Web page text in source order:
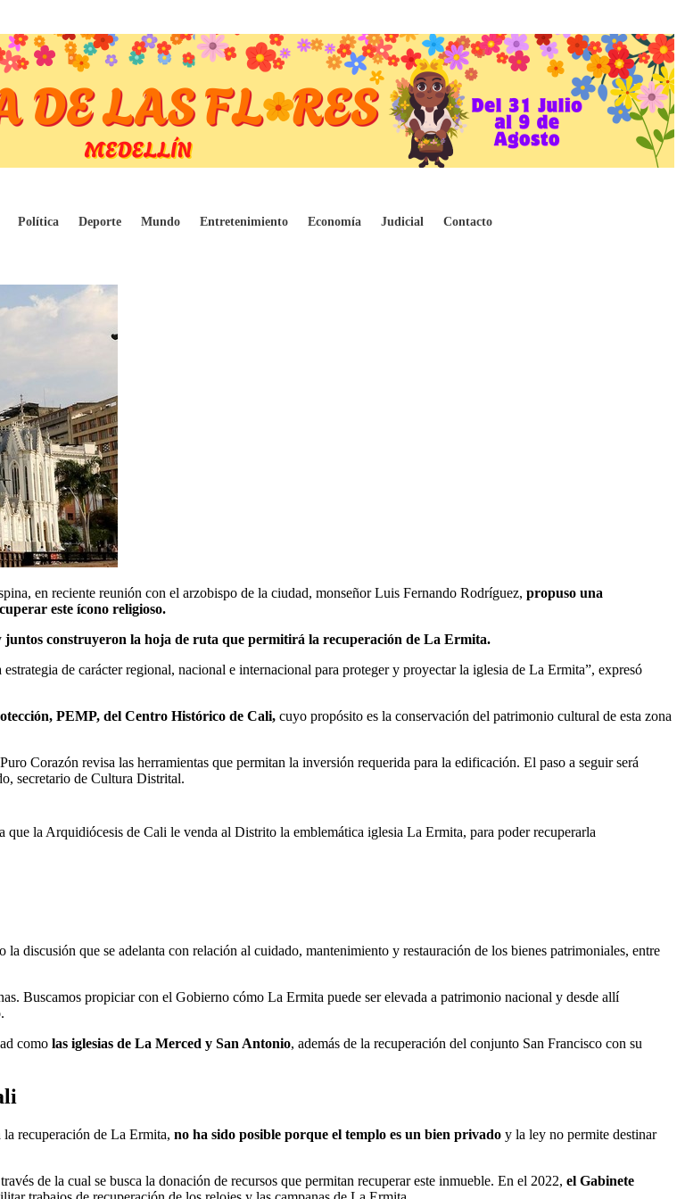
Política Deporte Mundo Entretenimiento Economía Judicial Contacto
en reciente reunión con el arzobispo de la ciudad, monseñor Luis Fernando Rodríguez, propuso una
este ícono religioso.
juntos construyeron la hoja de ruta que permitirá la recuperación de La Ermita.
de carácter regional, nacional e internacional para proteger y proyectar la iglesia de La Ermita”, expresó
PEMP, del Centro Histórico de Cali, cuyo propósito es la conservación del patrimonio cultural de esta zona
Corazón revisa las herramientas que permitan la inversión requerida para la edificación. El paso a seguir será
secretario de Cultura Distrital.
la Arquidiócesis de Cali le venda al Distrito la emblemática iglesia La Ermita, para poder recuperarla
discusión que se adelanta con relación al cuidado, mantenimiento y restauración de los bienes patrimoniales, entre
Buscamos propiciar con el Gobierno cómo La Ermita puede ser elevada a patrimonio nacional y desde allí
como las iglesias de La Merced y San Antonio, además de la recuperación del conjunto San Francisco con su
recuperación de La Ermita, no ha sido posible porque el templo es un bien privado y la ley no permite destinar
de la cual se busca la donación de recursos que permitan recuperar este inmueble. En el 2022, el Gabinete